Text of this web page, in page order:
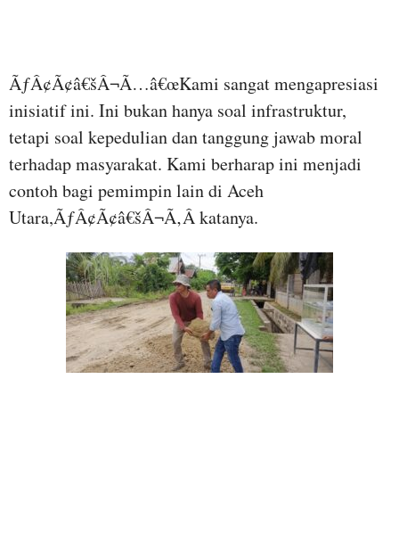
ÃƒÂ¢Ã¢â€šÂ¬Ã…â€œKami sangat mengapresiasi
inisiatif ini. Ini bukan hanya soal infrastruktur,
tetapi soal kepedulian dan tanggung jawab moral
terhadap masyarakat. Kami berharap ini menjadi
contoh bagi pemimpin lain di Aceh
Utara,ÃƒÂ¢Ã¢â€šÂ¬Ã‚Â katanya.